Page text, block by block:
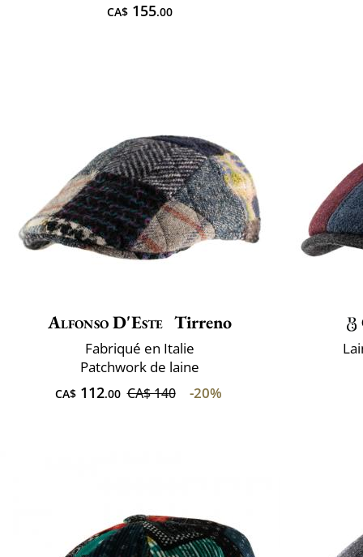
CA$ 155.00
Alfonso D'Este Tirreno
Fabriqué en Italie
Patchwork de laine
CA$112.00 CA$ 140 -20%